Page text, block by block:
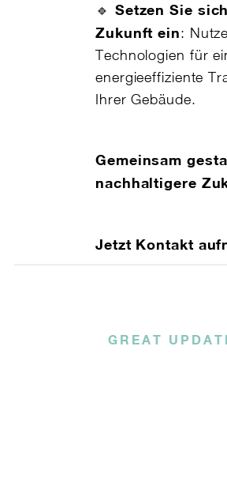
🔹 Setzen Sie
Zukunft ein:
Technologien für
energieeffiziente
Ihrer Gebäude.
Gemeinsam
nachhaltigere
Jetzt Kontakt
GREAT